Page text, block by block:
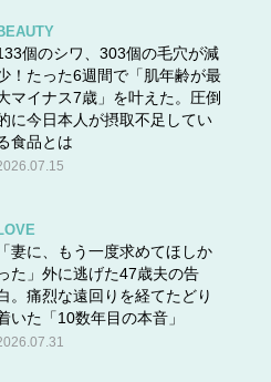
個のシワ、303個の毛穴が減
！たった6週間で「肌年齢が最
マイナス7歳」を叶えた。圧倒
に今日本人が摂取不足してい
食品とは
「妻に、もう一度求めてほしか
た」外に逃げた47歳夫の告
。痛烈な遠回りを経てたどり
いた「10数年目の本音」